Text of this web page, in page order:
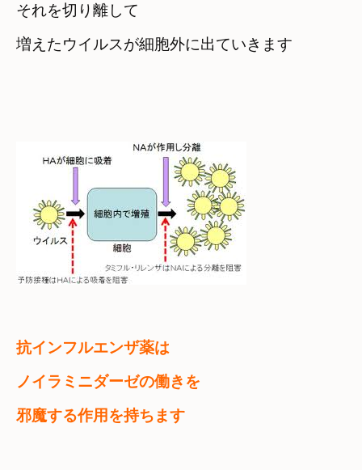
それを切り離して
増えたウイルスが細胞外に出ていきます
抗インフルエンザ薬は
ノイラミニダーゼの働きを
邪魔する作用を持ちます